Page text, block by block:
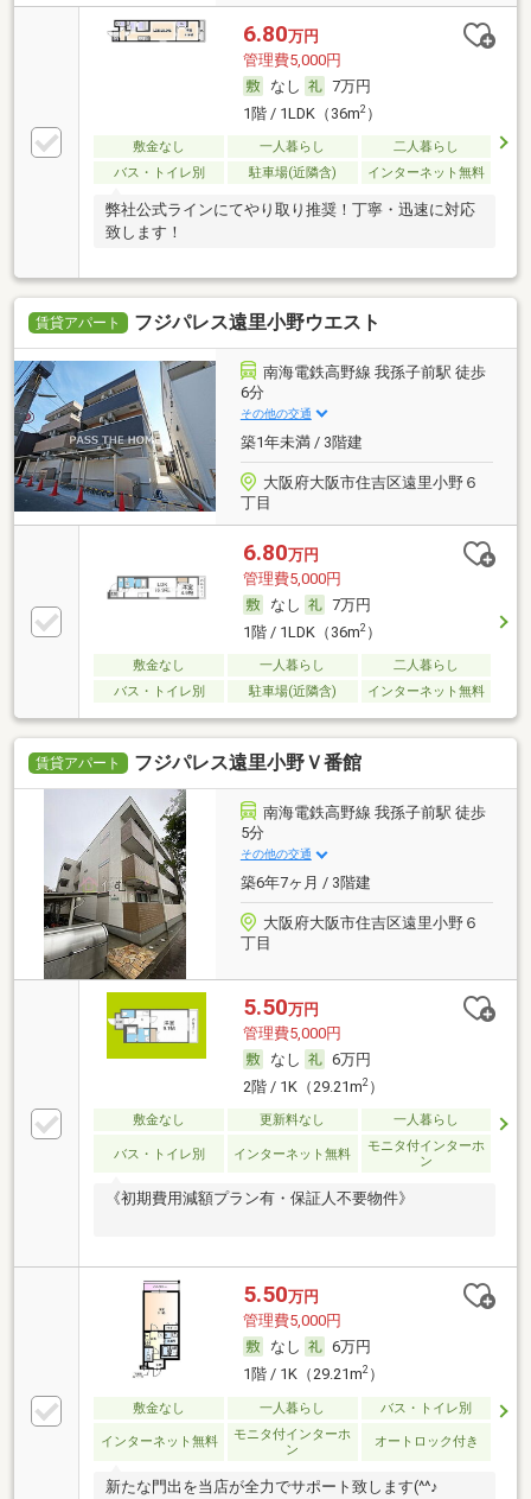
6.80万円
管理費5,000円
なし
7万円
1階 / 1LDK（36m2）
敷金なし 一人暮らし
二人暮らし
バス・トイレ別
駐車場(近隣含) インターネット無料
弊社公式ラインにてやり取り推奨！丁寧・迅速に対応
致します！
賃貸アパート フジパレス遠里小野ウエスト
南海電鉄高野線 我孫子前駅 徒歩
6分
その他の交通
築1年未満 / 3階建
大阪府大阪市住吉区遠里小野６
丁目
6.80万円
管理費5,000円
なし
7万円
1階 / 1LDK（36m2）
敷金なし 一人暮らし
二人暮らし
バス・トイレ別
駐車場(近隣含) インターネット無料
賃貸アパート フジパレス遠里小野Ｖ番館
南海電鉄高野線 我孫子前駅 徒歩
5分
その他の交通
築6年7ヶ月 / 3階建
大阪府大阪市住吉区遠里小野６
丁目
5.50万円
管理費5,000円
なし
6万円
2階 / 1K（29.21m2）
敷金なし 更新料なし 一人暮らし
バス・トイレ別 インターネット無料
モニタ付インターホ
ン
《初期費用減額プラン有・保証人不要物件》
5.50万円
管理費5,000円
なし
6万円
1階 / 1K（29.21m2）
敷金なし 一人暮らし バス・トイレ別
インターネット無料
モニタ付インターホ
ン
オートロック付き
新たな門出を当店が全力でサポート致します(^^♪